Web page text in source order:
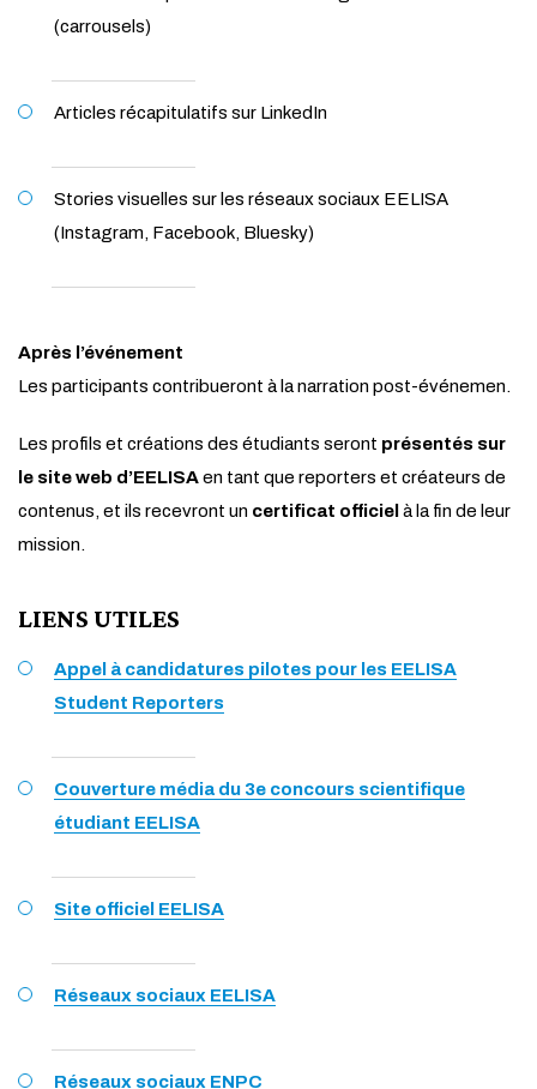
(carrousels)
Articles récapitulatifs sur LinkedIn
Stories visuelles sur les réseaux sociaux EELISA
(Instagram, Facebook, Bluesky)
Après l’événement
Les participants contribueront à la narration post-événemen.
Les profils et créations des étudiants seront présentés sur
le site web d’EELISAen tant que reporters et créateurs de
contenus, et ils recevront un certificat officiel à la fin de leur
mission.
LIENS UTILES
Appel à candidatures pilotes pour les EELISA
Student Reporters
Couverture média du 3e concours scientifique
étudiant EELISA
Site officiel EELISA
Réseaux sociaux EELISA
Réseaux sociaux ENPC